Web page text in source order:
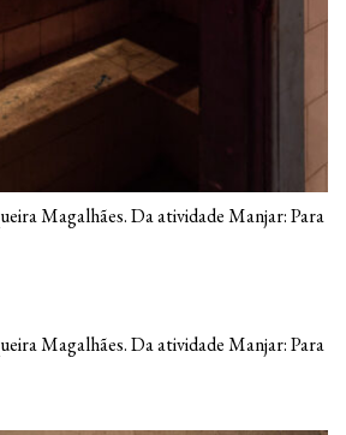
Magalhães. Da atividade Manjar: Para
Magalhães. Da atividade Manjar: Para